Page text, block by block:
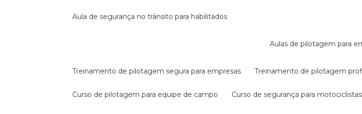
aula de segurança no trânsito para habilitados
aulas de pilotagem para
treinamento de pilotagem segura para empresas treinamento de pilotagem
curso de pilotagem para equipe de campo curso de segurança para